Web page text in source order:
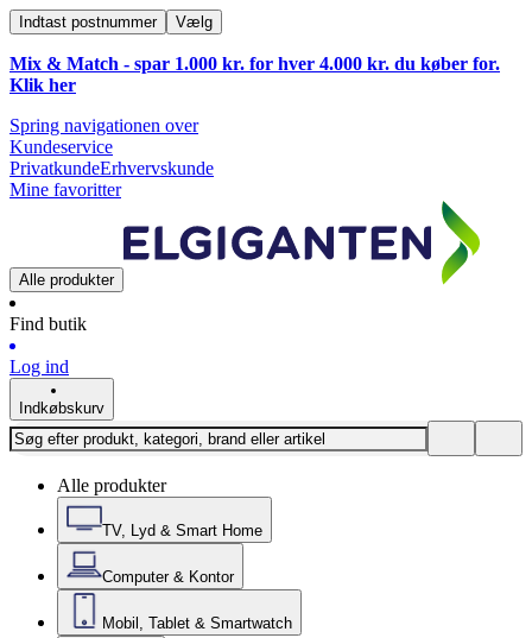
Indtast postnummer Vælg
Mix & Match - spar 1.000 kr. for hver 4.000 kr. du køber for.
Klik her
Spring navigationen over
Kundeservice
PrivatkundeErhvervskunde
Mine favoritter
Alle produkter
Find butik
Log ind
Indkøbskurv
Alle produkter
TV, Lyd & Smart Home
Computer & Kontor
Mobil, Tablet & Smartwatch